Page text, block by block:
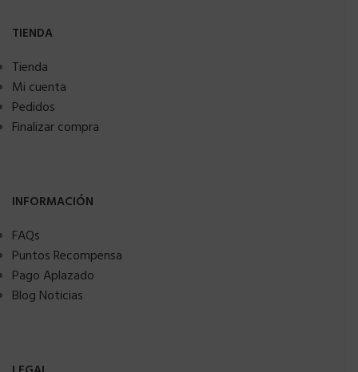
TIENDA
Tienda
Mi cuenta
Pedidos
Finalizar compra
INFORMACIÓN
FAQs
Puntos Recompensa
Pago Aplazado
Blog Noticias